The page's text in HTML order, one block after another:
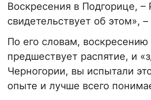
Воскресения в Подгорице, –
свидетельствует об этом», –
По его словам, воскресению
предшествует распятие, и
Черногории, вы испытали
опыте и лучше всего